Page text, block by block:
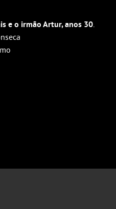
e o irmão Artur, anos 30.